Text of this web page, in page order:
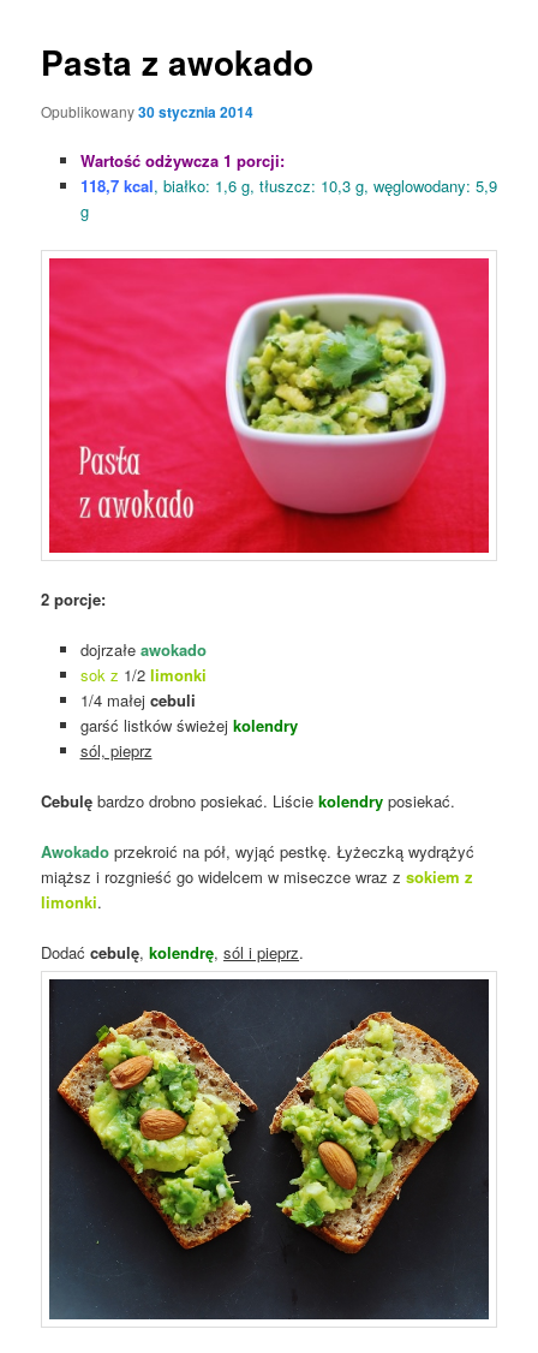
Pasta z awokado
Opublikowany30 stycznia 2014
Wartość odżywcza 1 porcji:
118,7 kcal, białko: 1,6 g, tłuszcz: 10,3 g, węglowodany: 5,9
g
2 porcje:
dojrzałe awokado
sok z 1/2 limonki
1/4 małej cebuli
garść listków świeżej kolendry
sól, pieprz
Cebulę bardzo drobno posiekać. Liściekolendry posiekać.
Awokado przekroić na pół, wyjąć pestkę. Łyżeczką wydrążyć
miąższ i rozgnieść go widelcem w miseczce wraz zsokiem z
limonki.
Dodać cebulę,kolendrę,sól i pieprz.